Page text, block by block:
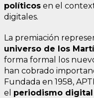
políticos en el
digitales.
La premiación
universo de los
forma formal los
han cobrado
Fundada en 1958,
el periodismo digital